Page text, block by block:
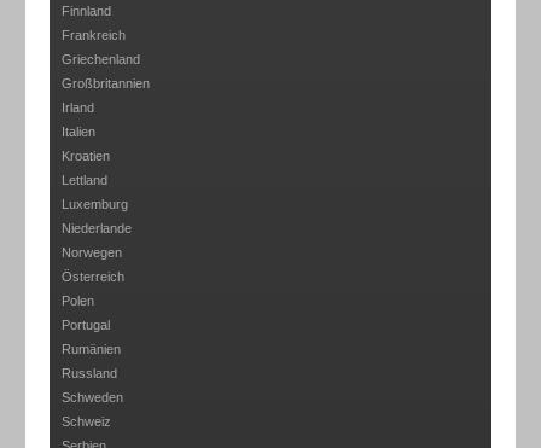
Finnland
Frankreich
Griechenland
Großbritannien
Irland
Italien
Kroatien
Lettland
Luxemburg
Niederlande
Norwegen
Österreich
Polen
Portugal
Rumänien
Russland
Schweden
Schweiz